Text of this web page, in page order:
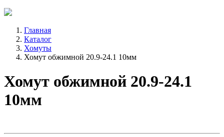
Главная
Каталог
Хомуты
Хомут обжимной 20.9-24.1 10мм
Хомут обжимной 20.9-24.1
10мм